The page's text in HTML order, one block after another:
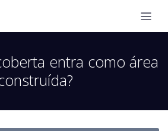
entra como área